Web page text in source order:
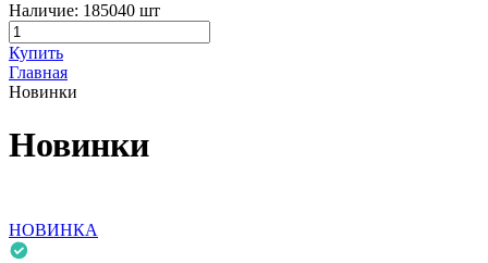
Наличие: 185040 шт
Купить
Главная
Новинки
Новинки
НОВИНКА